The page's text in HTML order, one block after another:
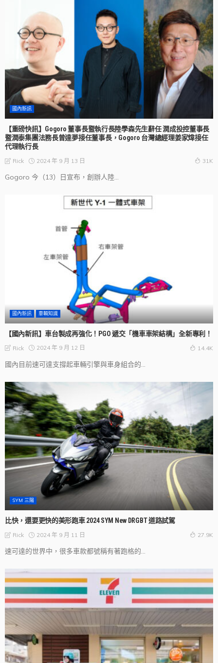
國內新訊
【重磅快訊】Gogoro 董事長暨執行長陸學森先生辭任 潤成投控董事長
暨潤泰集團法務長曾達夢接任董事長，Gogoro 台灣總經理姜家煒接任
代理執行長
Rick 2024 年 9 月 13 日 31K
Gogoro 今（13）日宣布，創辦人陸...
國內新訊 車輛知識
【國內新訊】車台製成再強化！PGO 遞交「機車車架結構」全新專利！
Rick 2024 年 9 月 12 日 14.4K
國內目前速可達支撐起車輛引擎與車身組合的...
SYM 三陽
比快，還要更快的美形跑車 2024 SYM New DRGBT 道路試駕
Rick 2024 年 9 月 11 日 27.9K
速可達的世界中，很多車款都號稱有著跑格的...